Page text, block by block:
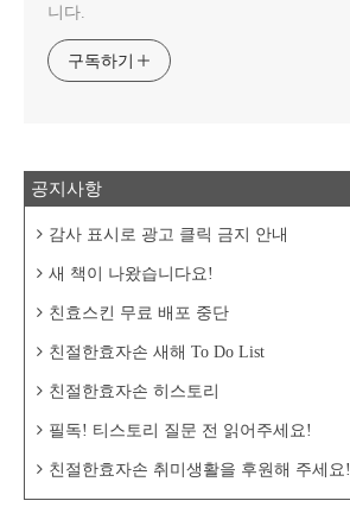
니다.
구독하기
공지사항
감사 표시로 광고 클릭 금지 안내
새 책이 나왔습니다요!
친효스킨 무료 배포 중단
친절한효자손 새해 To Do List
친절한효자손 히스토리
필독! 티스토리 질문 전 읽어주세요!
친절한효자손 취미생활을 후원해 주세요!